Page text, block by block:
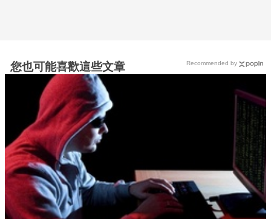
您也可能喜歡這些文章 Recommended by